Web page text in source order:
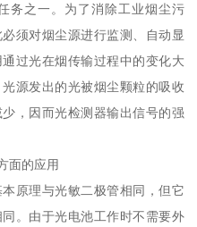
务之一。为了消除工业烟尘污
须对烟尘源进行监测、自动显
过光在烟传输过程中的变化大
源发出的光被烟尘颗粒的吸收
，因而光检测器输出信号的强
面的应用
原理与光敏二极管相同，但它
。由于光电池工作时不需要外